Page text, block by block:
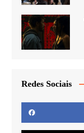
Redes Sociais